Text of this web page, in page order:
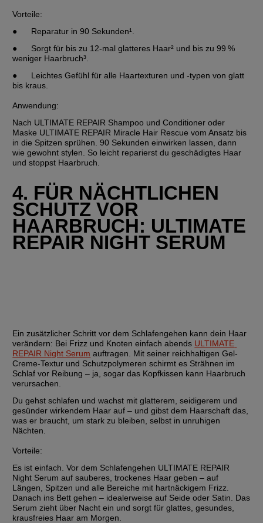
Vorteile:
●	Reparatur in 90 Sekunden¹.
●	Sorgt für bis zu 12-mal glatteres Haar² und bis zu 99 %
weniger Haarbruch³.
●	Leichtes Gefühl für alle Haartexturen und -typen von glatt
bis kraus.
Anwendung:
Nach ULTIMATE REPAIR Shampoo und Conditioner oder
Maske ULTIMATE REPAIR Miracle Hair Rescue vom Ansatz bis
in die Spitzen sprühen. 90 Sekunden einwirken lassen, dann
wie gewohnt stylen. So leicht reparierst du geschädigtes Haar
und stoppst Haarbruch.
4. FÜR NÄCHTLICHEN
SCHUTZ VOR
HAARBRUCH: ULTIMATE
REPAIR NIGHT SERUM
Ein zusätzlicher Schritt vor dem Schlafengehen kann dein Haar
verändern: Bei Frizz und Knoten einfach abends ULTIMATE
REPAIR Night Serum auftragen. Mit seiner reichhaltigen Gel-
Creme-Textur und Schutzpolymeren schirmt es Strähnen im
Schlaf vor Reibung – ja, sogar das Kopfkissen kann Haarbruch
verursachen.
Du gehst schlafen und wachst mit glatterem, seidigerem und
gesünder wirkendem Haar auf – und gibst dem Haarschaft das,
was er braucht, um stark zu bleiben, selbst in unruhigen
Nächten.
Vorteile:
Es ist einfach. Vor dem Schlafengehen ULTIMATE REPAIR
Night Serum auf sauberes, trockenes Haar geben – auf
Längen, Spitzen und alle Bereiche mit hartnäckigem Frizz.
Danach ins Bett gehen – idealerweise auf Seide oder Satin. Das
Serum zieht über Nacht ein und sorgt für glattes, gesundes,
krausfreies Haar am Morgen.